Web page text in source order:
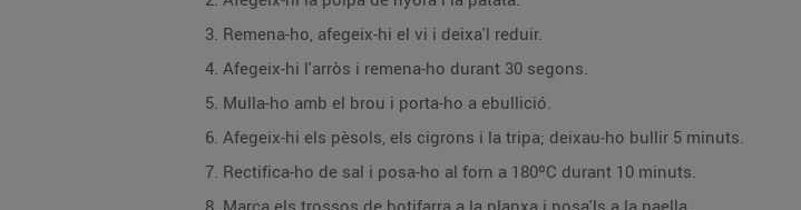
Remena-ho, afegeix-hi el vi i deixa'l reduir.
Afegeix-hi l'arròs i remena-ho durant 30 segons.
Mulla-ho amb el brou i porta-ho a ebullició.
Afegeix-hi els pèsols, els cigrons i la tripa; deixau-ho bullir 5 minuts.
Rectifica-ho de sal i posa-ho al forn a 180ºC durant 10 minuts.
Marca els trossos de botifarra a la planxa i posa'ls a la paella.